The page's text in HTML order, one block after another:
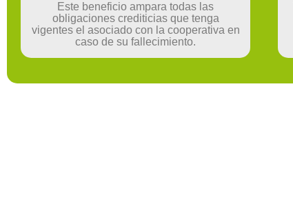
Este beneficio ampara todas las
obligaciones crediticias que tenga
vigentes el asociado con la cooperativa en
caso de su fallecimiento.